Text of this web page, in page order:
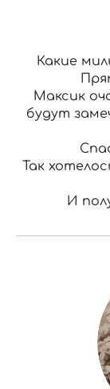
Какие
Максик
будут
Так
И